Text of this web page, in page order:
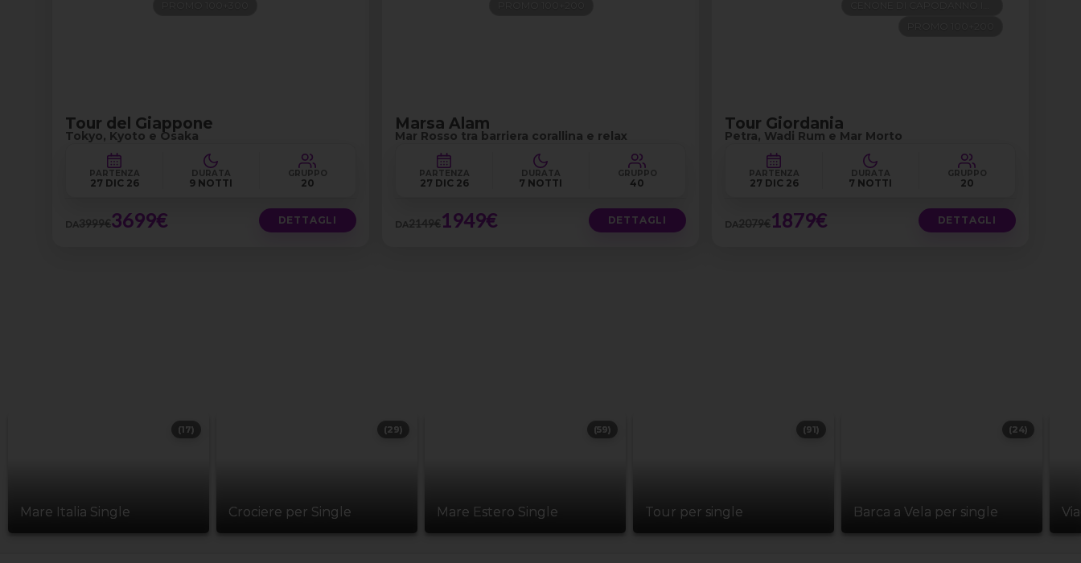
Tour del Giappone
Tokyo, Kyoto e Osaka
PARTENZA
27 DIC 26
DURATA
9 NOTTI
GRUPPO
20
DA3999€3699€ DETTAGLI
Marsa Alam
Mar Rosso tra barriera corallina e relax
PARTENZA
27 DIC 26
DURATA
7 NOTTI
GRUPPO
40
DA2149€1949€ DETTAGLI
Tour Giordania
Petra, Wadi Rum e Mar Morto
PARTENZA
27 DIC 26
DURATA
7 NOTTI
GRUPPO
20
DA2079€1879€ DETTAGLI
Mare Italia Single
(17)
Crociere per Single
(29)
Mare Estero Single
(59)
Tour per single
(91)
Barca a Vela per single
(24)